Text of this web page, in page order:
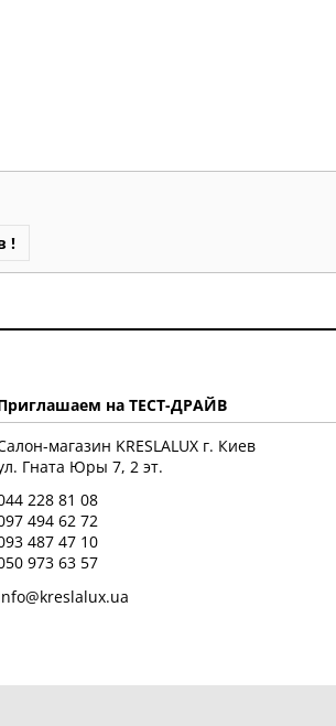
!
на ТЕСТ-ДРАЙВ
магазин KRESLALUX г. Киев
Гната Юры 7, 2 эт.
228 81 08
494 62 72
487 47 10
973 63 57